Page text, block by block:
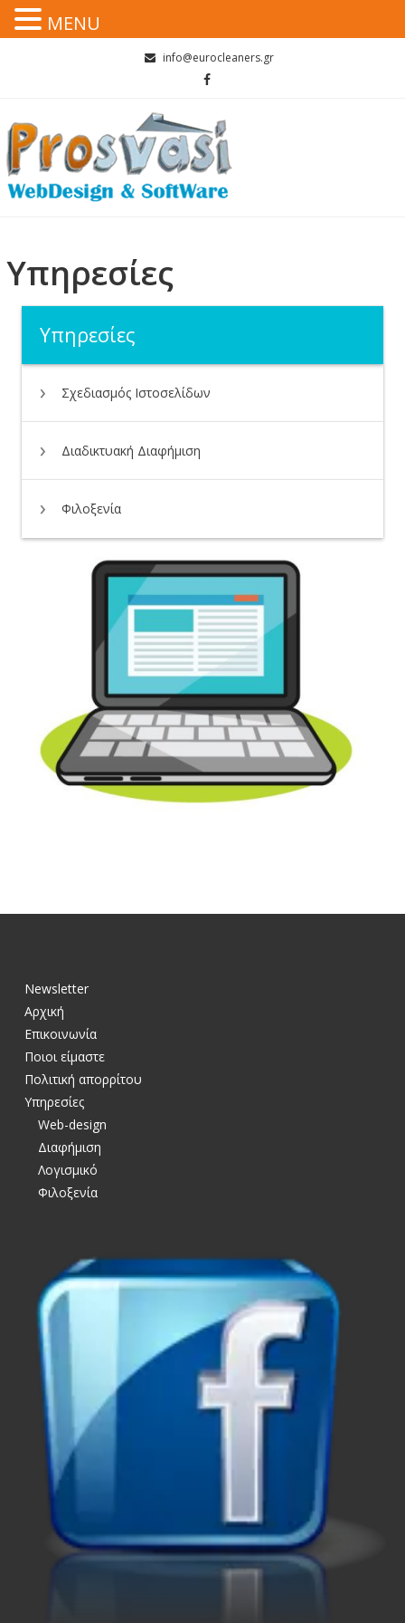
info@eurocleaners.gr
Υπηρεσίες
Υπηρεσίες
Σχεδιασμός Ιστοσελίδων
Διαδικτυακή Διαφήμιση
Φιλοξενία
Newsletter
Αρχική
Επικοινωνία
Ποιοι είμαστε
Πολιτική απορρίτου
Υπηρεσίες
Web-design
Διαφήμιση
Λογισμικό
Φιλοξενία
MENU